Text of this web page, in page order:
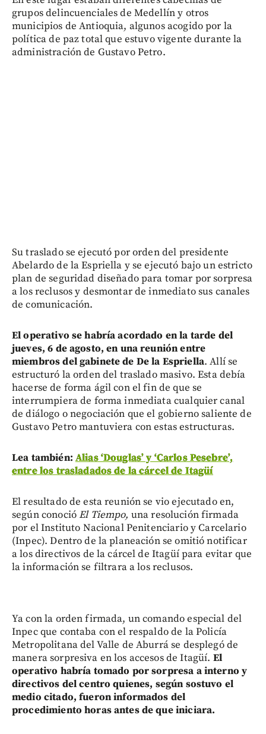
grupos delincuenciales de Medellín y otros
municipios de Antioquia, algunos acogido por la
política de paz total que estuvo vigente durante la
administración de Gustavo Petro.
Su traslado se ejecutó por orden del presidente
Abelardo de la Espriella y se ejecutó bajo un estricto
plan de seguridad diseñado para tomar por sorpresa
a los reclusos y desmontar de inmediato sus canales
de comunicación.
El operativo se habría acordado en la tarde del
jueves, 6 de agosto, en una reunión entre
miembros del gabinete de De la Espriella. Allí se
estructuró la orden del traslado masivo. Esta debía
hacerse de forma ágil con el fin de que se
interrumpiera de forma inmediata cualquier canal
de diálogo o negociación que el gobierno saliente de
Gustavo Petro mantuviera con estas estructuras.
Lea también: Alias ‘Douglas’ y ‘Carlos Pesebre’,
entre los trasladados de la cárcel de Itagüí
El resultado de esta reunión se vio ejecutado en,
según conocióEl Tiempo, una resolución firmada
por el Instituto Nacional Penitenciario y Carcelario
(Inpec). Dentro de la planeación se omitió notificar
a los directivos de la cárcel de Itagüí para evitar que
la información se filtrara a los reclusos.
Ya con la orden firmada, un comando especial del
Inpec que contaba con el respaldo de la Policía
Metropolitana del Valle de Aburrá se desplegó de
manera sorpresiva en los accesos de Itagüí. El
operativo habría tomado por sorpresa a interno y
directivos del centro quienes, según sostuvo el
medio citado, fueron informados del
procedimiento horas antes de que iniciara.